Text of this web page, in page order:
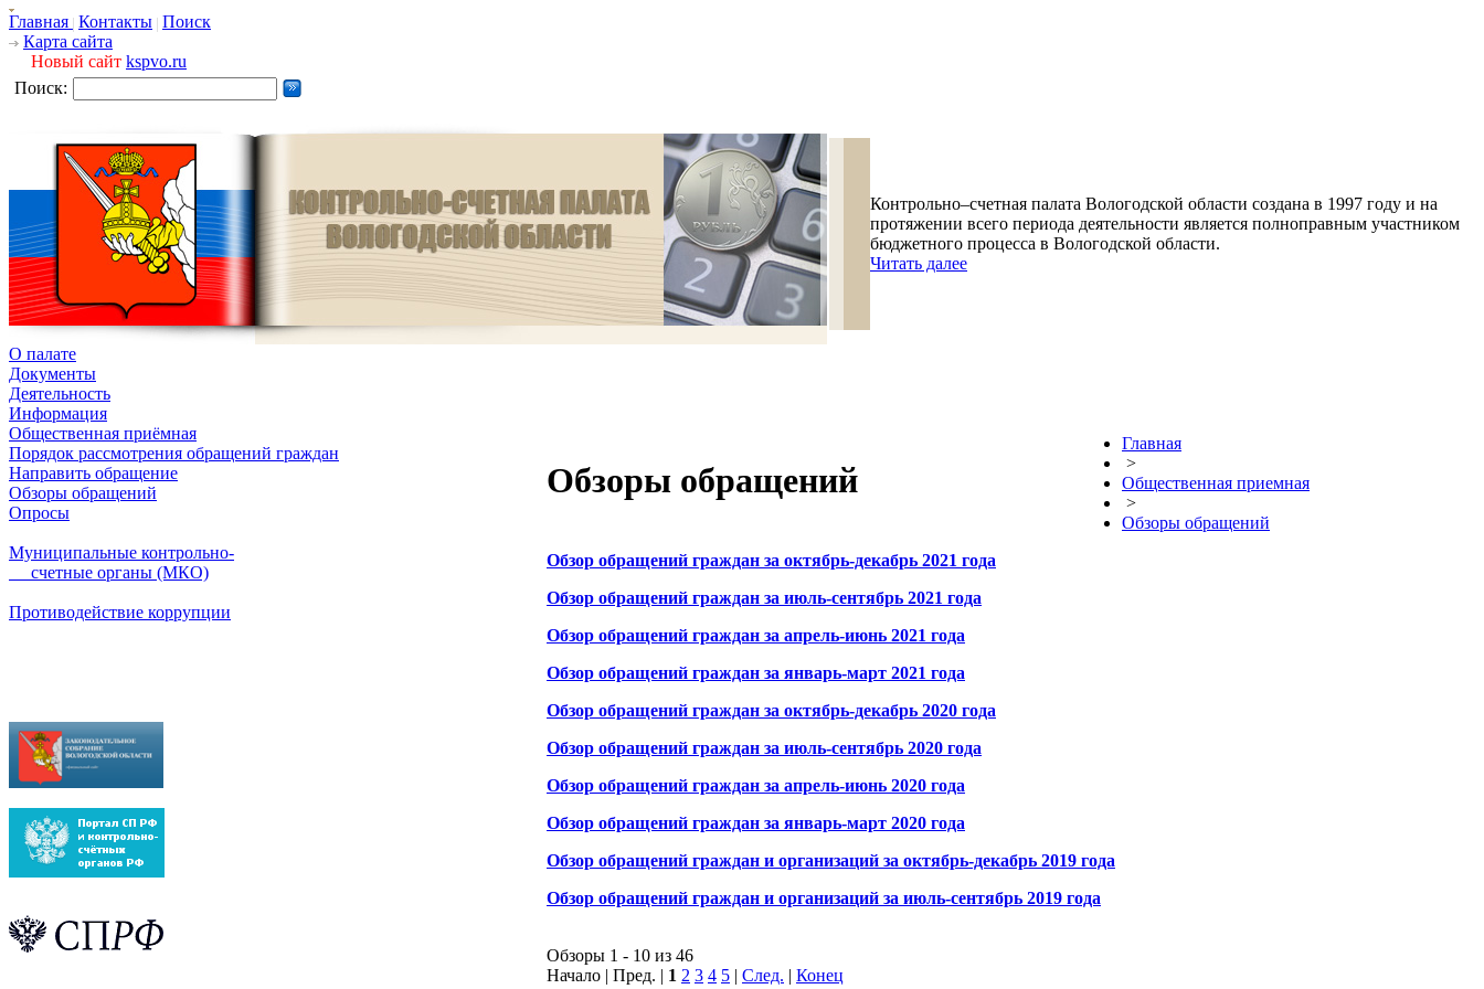
Главная Контакты Поиск
Карта сайта
Новый сайт kspvo.ru
Поиск:
Контрольно–счетная палата Вологодской области создана в 1997 году и на
протяжении всего периода деятельности является полноправным участником
бюджетного процесса в Вологодской области.
Читать далее
О палате
Документы
Деятельность
Информация
Общественная приёмная
Порядок рассмотрения обращений граждан
Направить обращение
Обзоры обращений
Опросы
Муниципальные контрольно-
счетные органы (МКО)
Противодействие коррупции
Обзоры обращений
Главная
>
Общественная приемная
>
Обзоры обращений
Обзор обращений граждан за октябрь-декабрь 2021 года
Обзор обращений граждан за июль-сентябрь 2021 года
Обзор обращений граждан за апрель-июнь 2021 года
Обзор обращений граждан за январь-март 2021 года
Обзор обращений граждан за октябрь-декабрь 2020 года
Обзор обращений граждан за июль-сентябрь 2020 года
Обзор обращений граждан за апрель-июнь 2020 года
Обзор обращений граждан за январь-март 2020 года
Обзор обращений граждан и организаций за октябрь-декабрь 2019 года
Обзор обращений граждан и организаций за июль-сентябрь 2019 года
Обзоры 1 - 10 из 46
Начало | Пред. | 1 2 3 4 5 | След. | Конец